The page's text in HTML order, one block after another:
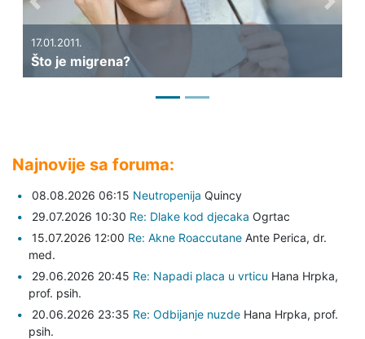
je migrena?
Previous Next
Najnovije sa foruma:
08.08.2026 06:15 Neutropenija Quincy
29.07.2026 10:30 Re: Dlake kod djecaka Ogrtac
15.07.2026 12:00 Re: Akne Roaccutane Ante Perica, dr.
med.
29.06.2026 20:45 Re: Napadi placa u vrticu Hana Hrpka,
prof. psih.
20.06.2026 23:35 Re: Odbijanje nuzde Hana Hrpka, prof.
psih.